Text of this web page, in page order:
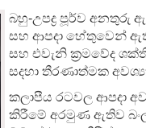
බහු-උපද්‍ර පූර්ව අනතුරු
සහ ආපදා හේතුවෙන්
සහ එවැනි ක්‍රමවේද
සදහා තීරණාත්මක
කලාපීය රටවල ආපදා
කිරීමේ අරමුණ ඇතිව